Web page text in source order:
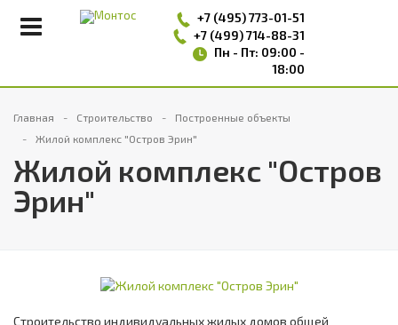
+7 (495)773-01-51
+7 (499) 714-88-31
Пн - Пт: 09:00 -
18:00
Главная Строительство
Построенные объекты
Жилой комплекс "Остров Эрин"
Жилой комплекс "Остров
Эрин"
Строительство индивидуальных жилых домов общей